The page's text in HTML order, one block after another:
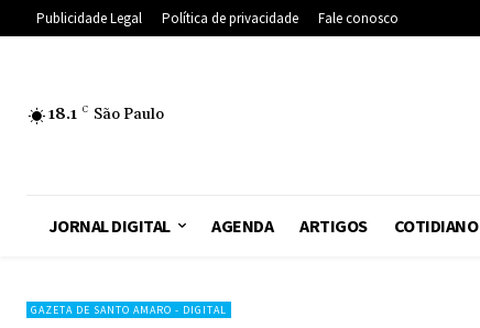
Publicidade Legal Política de privacidade Fale conosco
18.1 C São Paulo
JORNAL DIGITAL AGENDA ARTIGOS COTIDIANO
GAZETA DE SANTO AMARO - DIGITAL